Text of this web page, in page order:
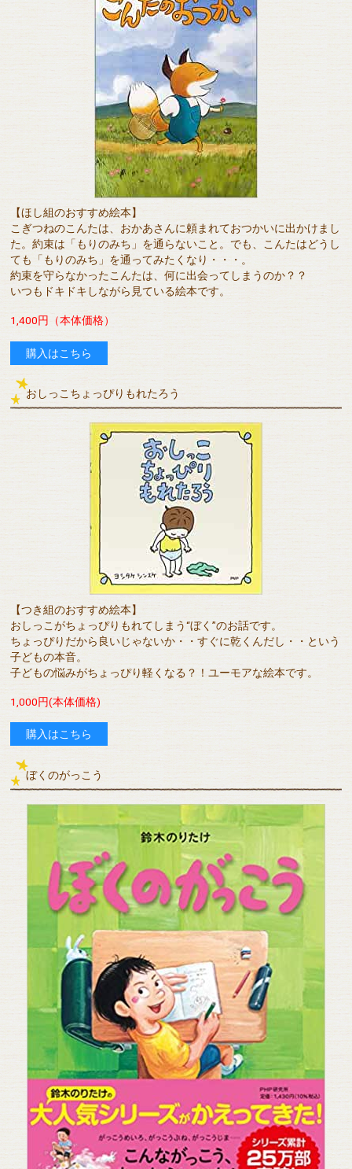
【ほし組のおすすめ絵本】
こぎつねのこんたは、おかあさんに頼まれておつかいに出かけまし
た。約束は「もりのみち」を通らないこと。でも、こんたはどうし
ても「もりのみち」を通ってみたくなり・・・。
約束を守らなかったこんたは、何に出会ってしまうのか？？
いつもドキドキしながら見ている絵本です。
1,400円（本体価格）
購入はこちら
おしっこちょっぴりもれたろう
【つき組のおすすめ絵本】
おしっこがちょっぴりもれてしまう“ぼく”のお話です。
ちょっぴりだから良いじゃないか・・すぐに乾くんだし・・という
子どもの本音。
子どもの悩みがちょっぴり軽くなる？！ユーモアな絵本です。
1,000円(本体価格)
購入はこちら
ぼくのがっこう